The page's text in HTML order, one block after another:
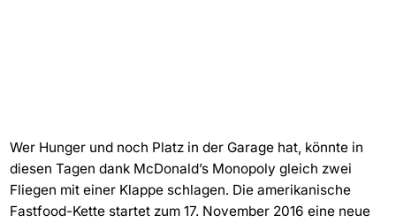
Wer Hunger und noch Platz in der Garage hat, könnte in
diesen Tagen dank McDonald’s Monopoly gleich zwei
Fliegen mit einer Klappe schlagen. Die amerikanische
Fastfood-Kette startet zum 17. November 2016 eine neue